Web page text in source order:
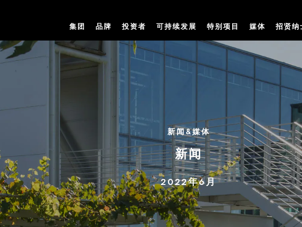
集团 品牌 投资者 可持续发展 特别项目 媒体 招贤纳
新闻&媒体
新闻
2022年6月